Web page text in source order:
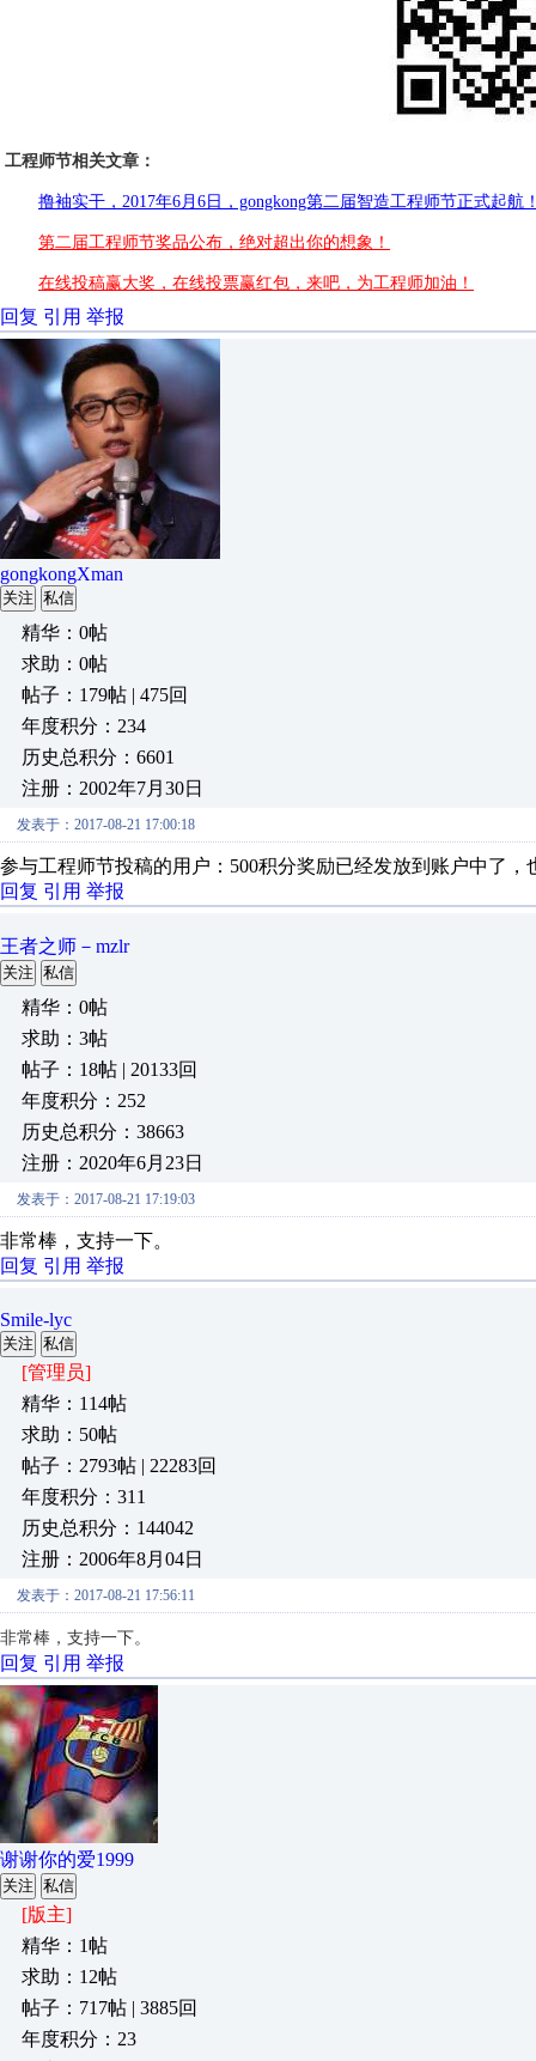
工程师节相关文章：
撸袖实干，2017年6月6日，gongkong第二届智造工程师节正式起航
第二届工程师节奖品公布，绝对超出你的想象！
在线投稿赢大奖，在线投票赢红包，来吧，为工程师加油！
回复 引用 举报
gongkongXman
关注 私信
精华：0帖
求助：0帖
帖子：179帖 | 475回
年度积分：234
历史总积分：6601
注册：2002年7月30日
发表于：2017-08-21 17:00:18
参与工程师节投稿的用户：500积分奖励已经发放到账户中了，
回复 引用 举报
王者之师－mzlr
关注 私信
精华：0帖
求助：3帖
帖子：18帖 | 20133回
年度积分：252
历史总积分：38663
注册：2020年6月23日
发表于：2017-08-21 17:19:03
非常棒，支持一下。
回复 引用 举报
Smile-lyc
关注 私信
[管理员]
精华：114帖
求助：50帖
帖子：2793帖 | 22283回
年度积分：311
历史总积分：144042
注册：2006年8月04日
发表于：2017-08-21 17:56:11
非常棒，支持一下。
回复 引用 举报
谢谢你的爱1999
关注 私信
[版主]
精华：1帖
求助：12帖
帖子：717帖 | 3885回
年度积分：23